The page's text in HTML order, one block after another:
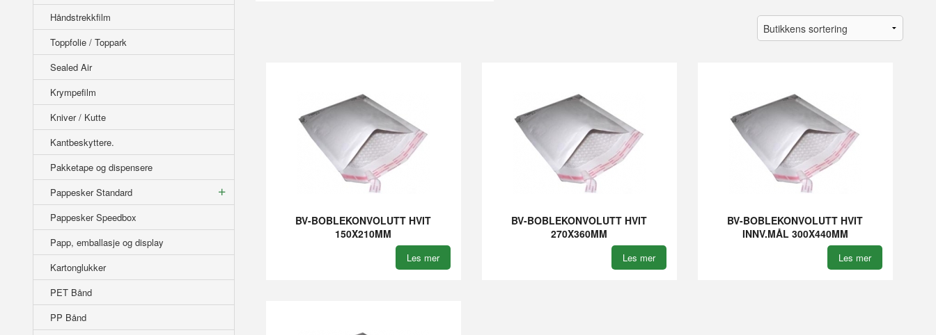
Håndstrekkfilm
Toppfolie / Toppark
Sealed Air
Krympefilm
Kniver / Kutte
Kantbeskyttere.
Pakketape og dispensere
Pappesker Standard
Pappesker Speedbox
Papp, emballasje og display
Kartonglukker
PET Bånd
PP Bånd
BV-BOBLEKONVOLUTT HVIT
150X210MM
Les mer
BV-BOBLEKONVOLUTT HVIT
270X360MM
Les mer
BV-BOBLEKONVOLUTT HVIT
INNV.MÅL 300X440MM
Les mer